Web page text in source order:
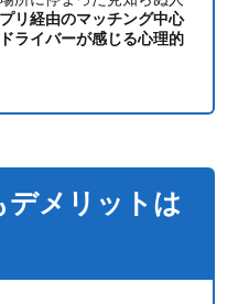
リ経由のマッチング中心
ライバーが感じる心理的
メリットは